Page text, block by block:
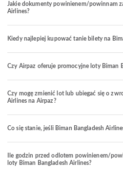
Jakie dokumenty powinienem/powinnam
Airlines?
Kiedy najlepiej kupować tanie bilety na
Czy Airpaz oferuje promocyjne loty Biman
Czy mogę zmienić lot lub ubiegać się o
Airlines na Airpaz?
Co się stanie, jeśli Biman Bangladesh
Ile godzin przed odlotem powinienem/
loty Biman Bangladesh Airlines?